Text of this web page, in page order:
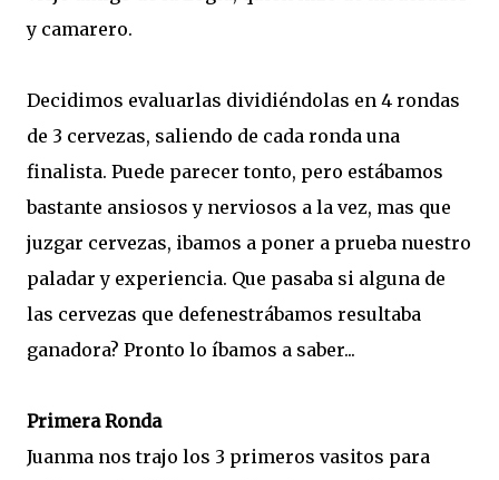
y camarero.
Decidimos evaluarlas dividiéndolas en 4 rondas
de 3 cervezas, saliendo de cada ronda una
finalista. Puede parecer tonto, pero estábamos
bastante ansiosos y nerviosos a la vez, mas que
juzgar cervezas, ibamos a poner a prueba nuestro
paladar y experiencia. Que pasaba si alguna de
las cervezas que defenestrábamos resultaba
ganadora? Pronto lo íbamos a saber...
Primera Ronda
Juanma nos trajo los 3 primeros vasitos para